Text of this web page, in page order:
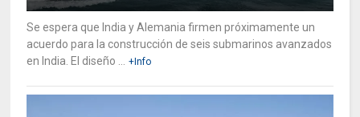
Se espera que India y Alemania firmen próximamente un
acuerdo para la construcción de seis submarinos avanzados
en India. El diseño ... +Info